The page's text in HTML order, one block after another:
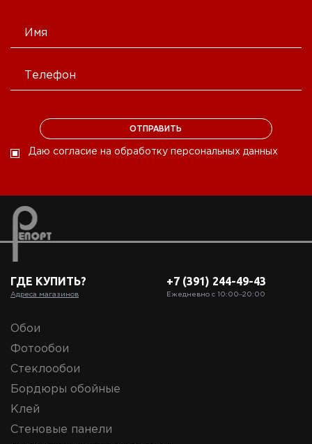
Даю согласие на обработку персональных данных
ГДЕ КУПИТЬ?
Адреса магазинов
+7 (391) 244-49-43
Ежедневно с 10:00‒20:00
Обои
Фотообои
Стеклообои
Бордюры обойные
Клей
Стеновые панели